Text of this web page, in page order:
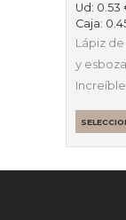
Ud: 0.53
Caja:
Lápiz
y
Increíble